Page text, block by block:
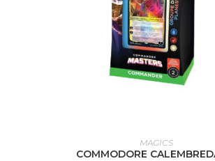
AJOUTER AU PANIER
MAGICS
COMMODORE